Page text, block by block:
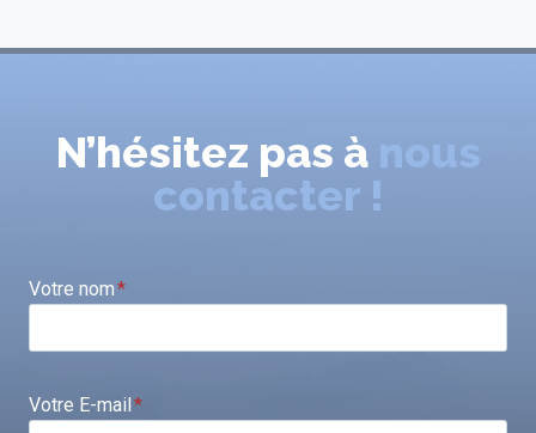
N’hésitez pas à nous
contacter !
Votre nom*
Votre E-mail*